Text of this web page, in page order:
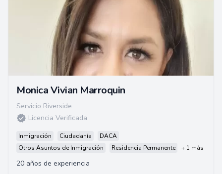
Monica Vivian Marroquin
Servicio Riverside
Licencia Verificada
Inmigración Ciudadanía
DACA
Otros Asuntos de Inmigración
Residencia Permanente + 1 más
20 años de experiencia